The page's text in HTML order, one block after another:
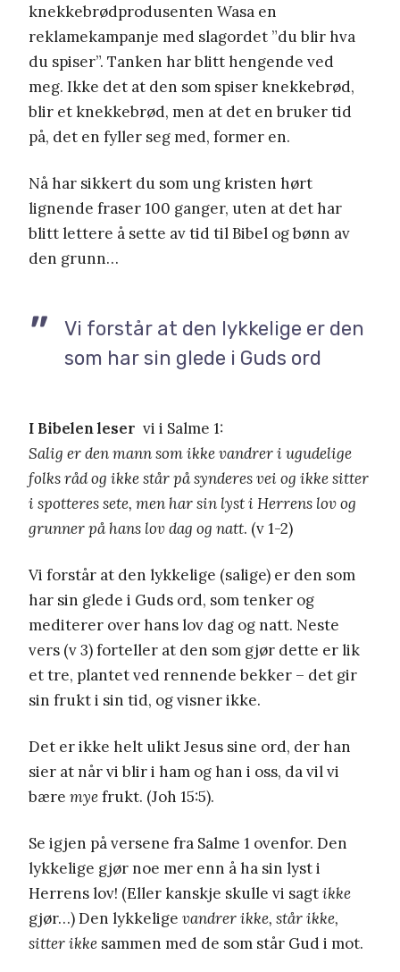
knekkebrødprodusenten Wasa en
reklamekampanje med slagordet ”du blir hva
du spiser”. Tanken har blitt hengende ved
meg. Ikke det at den som spiser knekkebrød,
blir et knekkebrød, men at det en bruker tid
på, det en fyller seg med, former en.
Nå har sikkert du som ung kristen hørt
lignende fraser 100 ganger, uten at det har
blitt lettere å sette av tid til Bibel og bønn av
den grunn…
Vi forstår at den lykkelige er den
som har sin glede i Guds ord
I Bibelen leser vi i Salme 1:
Salig er den mann som ikke vandrer i ugudelige
folks råd og ikke står på synderes vei og ikke sitter
i spotteres sete, men har sin lyst i Herrens lov og
grunner på hans lov dag og natt. (v 1-2)
Vi forstår at den lykkelige (salige) er den som
har sin glede i Guds ord, som tenker og
mediterer over hans lov dag og natt. Neste
vers (v 3) forteller at den som gjør dette er lik
et tre, plantet ved rennende bekker – det gir
sin frukt i sin tid, og visner ikke.
Det er ikke helt ulikt Jesus sine ord, der han
sier at når vi blir i ham og han i oss, da vil vi
bære myefrukt. (Joh 15:5).
Se igjen på versene fra Salme 1 ovenfor. Den
lykkelige gjør noe mer enn å ha sin lyst i
Herrens lov! (Eller kanskje skulle vi sagtikke
gjør…) Den lykkelige vandrer ikke, står ikke,
sitter ikke sammen med de som står Gud i mot.